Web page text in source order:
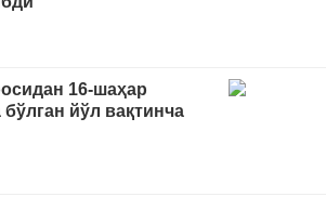
16-шаҳар
йўл вақтинча